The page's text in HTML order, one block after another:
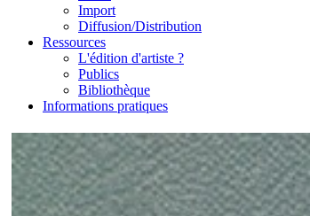
Import
Diffusion/Distribution
Ressources
L'édition d'artiste ?
Publics
Bibliothèque
Informations pratiques